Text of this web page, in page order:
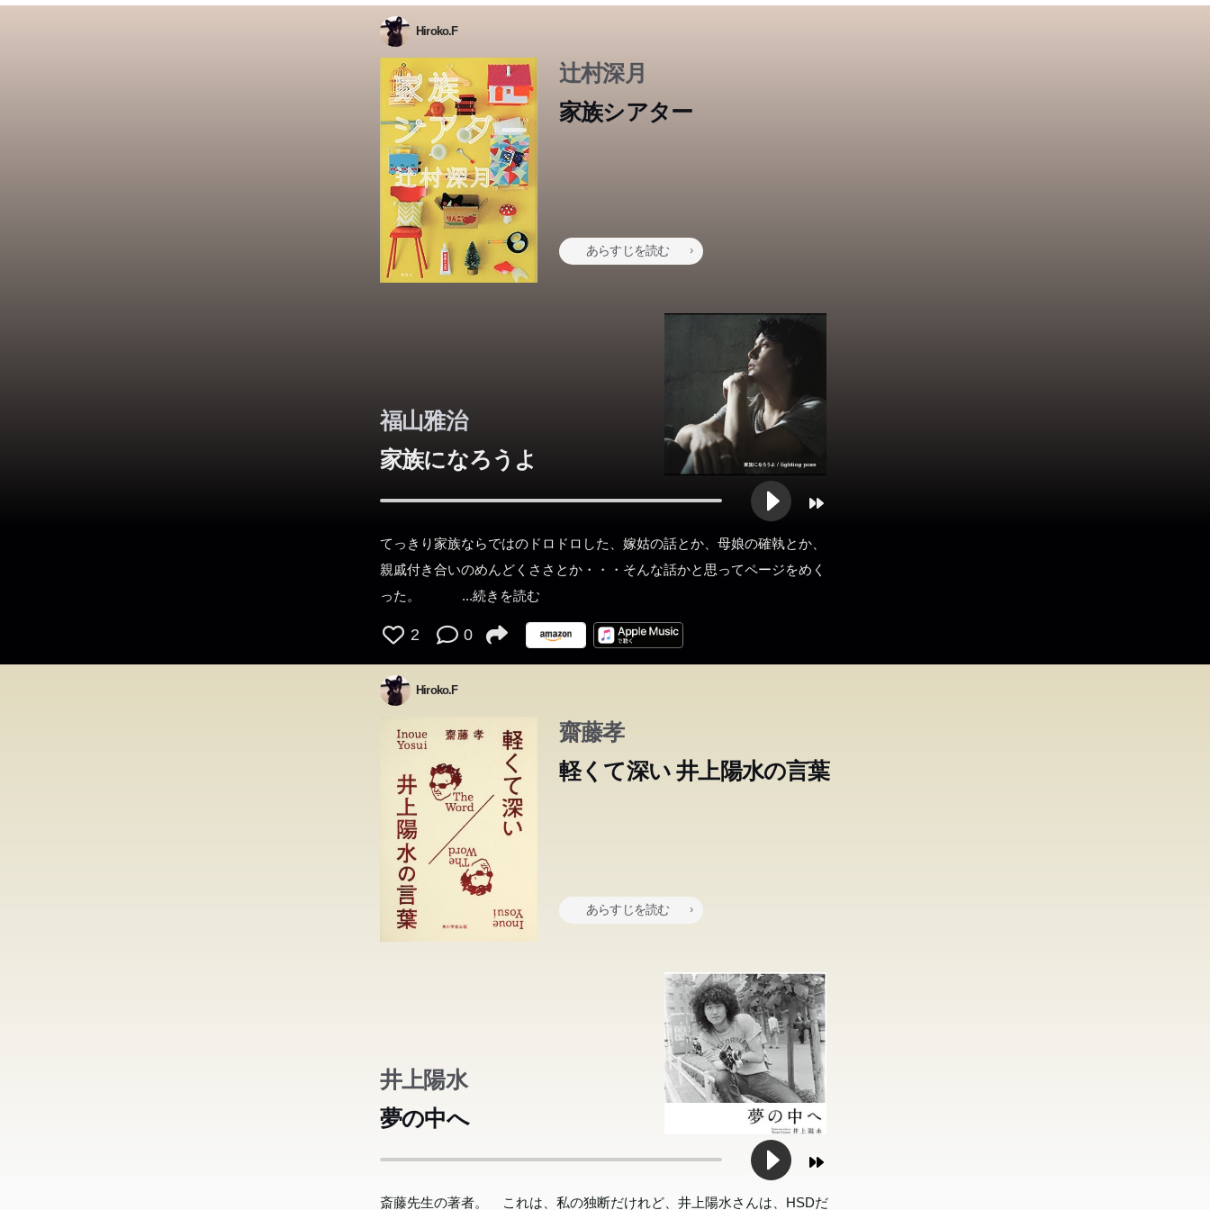
Hiroko.F
辻村深月
家族シアター
あらすじを読む
すべての「わが家」に事件あり。ややこしくも愛おしい家族の物語、全七
編!
福山雅治
家族になろうよ
てっきり家族ならではのドロドロした、嫁姑の話とか、母娘の確執とか、
親戚付き合いのめんどくささとか・・・そんな話かと思ってページをめく
った。 ...続きを読む
2 0
Hiroko.F
齋藤孝
軽くて深い 井上陽水の言葉
あらすじを読む
齋藤孝(明治大学教授)が、井上陽水の不思議な魅力を徹底解説。インタビ
ューでの発言や歌詞から“素敵な”大人像をあぶりだす。大不況を生き抜く
井上陽水
夢の中へ
斎藤先生の著者。 これは、私の独断だけれど、井上陽水さんは、HSDだ
どんなにほめづらい強敵もイチコロ!社会人なら必須のマナー&スキル。
ビジネス書1位といわれてきた本書、ついに文庫化!新宿駅東口改札から15
秒、日本一の立地にある個人商店カフェ「ベルク」。チェーン店にはない
創意工夫、ユニークな経営術が全てわかる。「新宿」らしさを残しつつ、
生き残ってきた店の歴史と、個人店がどのように生き残るかのヒント満